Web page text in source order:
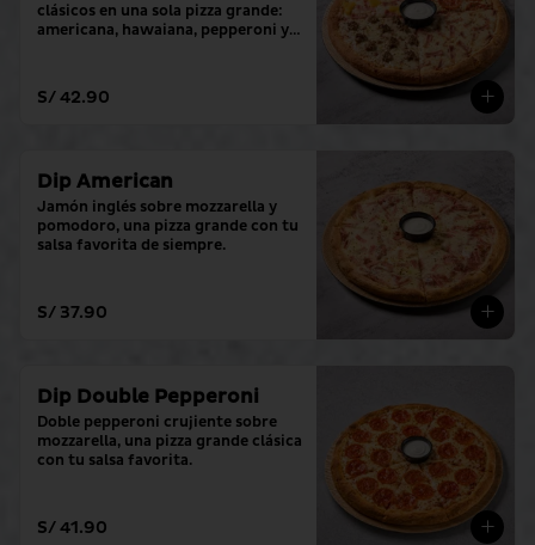
clásicos en una sola pizza grande:
americana, hawaiana, pepperoni y
S/ 42.90
Dip American
Jamón inglés sobre mozzarella y
pomodoro, una pizza grande con tu
salsa favorita de siempre.
S/ 37.90
Dip Double Pepperoni
Doble pepperoni crujiente sobre
mozzarella, una pizza grande clásica
con tu salsa favorita.
S/ 41.90